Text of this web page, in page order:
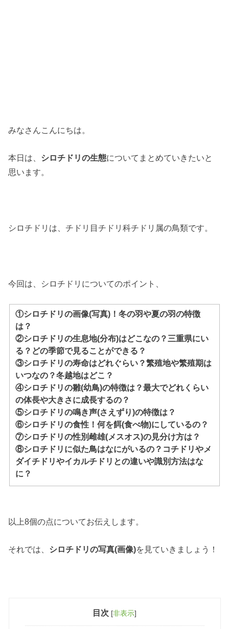
みなさんこんにちは。
本日は、 シロチドリの生態についてまとめていきたいと
思います。
シロチドリは、チドリ目チドリ科チドリ属の鳥類です。
今回は、シロチドリについてのポイント、
①シロチドリの画像(写真)！冬の羽や夏の羽の特徴
は？
②シロチドリの生息地(分布)はどこなの？三重県にい
る？どの季節で見ることができる？
③シロチドリの寿命はどれぐらい？繁殖地や繁殖期は
いつなの？冬越地はどこ？
④シロチドリの雛(幼鳥)の特徴は？最大でどれくらい
の体長や大きさに成長するの？
⑤シロチドリの鳴き声(さえずり)の特徴は？
⑥シロチドリの食性！何を餌(食べ物)にしているの？
⑦シロチドリの性別雌雄(メスオス)の見分け方は？
⑧シロチドリに似た鳥はなにがいるの？コチドリやメ
ダイチドリやイカルチドリとの違いや識別方法はな
に？
以上8個の点についてお伝えします。
それでは、 シロチドリの写真(画像)を見ていきましょう！
目次 [非表示]